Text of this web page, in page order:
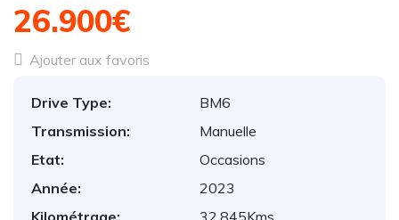
26.900€
Ajouter aux favoris
Drive Type:
BM6
Transmission:
Manuelle
Etat:
Occasions
Année:
2023
Kilométrage:
32.845Kms